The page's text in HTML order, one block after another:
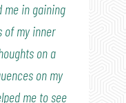
me in gaining
of my inner
on a
on my
me to see